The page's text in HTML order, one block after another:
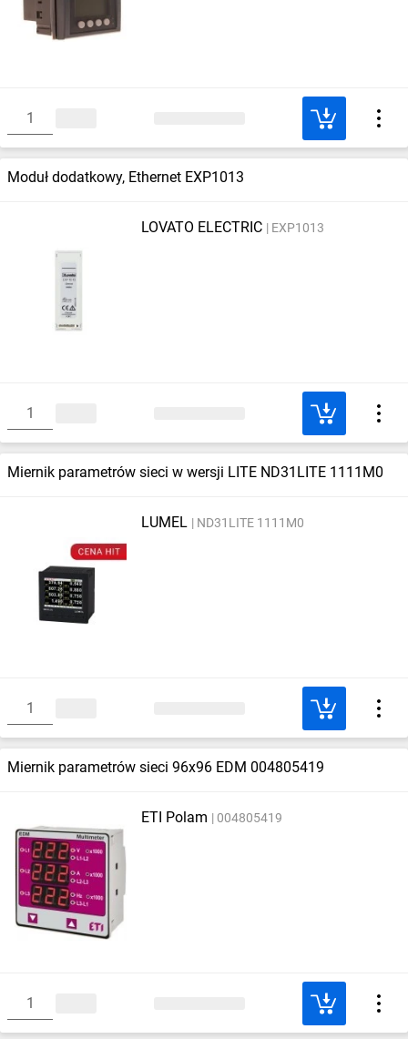
Moduł dodatkowy, Ethernet EXP1013
LOVATO ELECTRIC EXP1013
Miernik parametrów sieci w wersji LITE ND31LITE 1111M0
LUMEL ND31LITE 1111M0
Miernik parametrów sieci 96x96 EDM 004805419
ETI Polam 004805419